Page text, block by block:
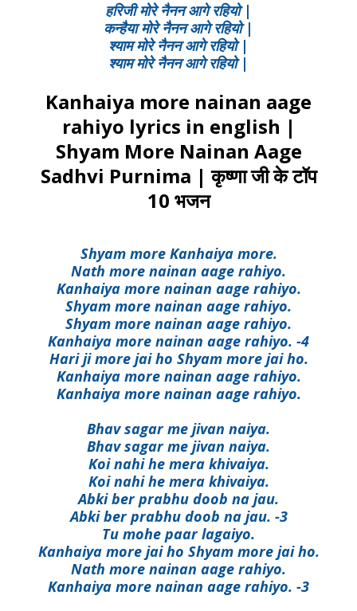
हरिजी मोरे नैनन आगे रहियो |
कन्हैया मोरे नैनन आगे रहियो |
श्याम मोरे नैनन आगे रहियो |
श्याम मोरे नैनन आगे रहियो |
Kanhaiya more nainan aage
rahiyo lyrics in english |
Shyam More Nainan Aage
Sadhvi Purnima | कृष्णा जी के टॉप
10 भजन
Shyam more Kanhaiya more.
Nath more nainan aage rahiyo.
Kanhaiya more nainan aage rahiyo.
Shyam more nainan aage rahiyo.
Shyam more nainan aage rahiyo.
Kanhaiya more nainan aage rahiyo. -4
Hari ji more jai ho Shyam more jai ho.
Kanhaiya more nainan aage rahiyo.
Kanhaiya more nainan aage rahiyo.
Bhav sagar me jivan naiya.
Bhav sagar me jivan naiya.
Koi nahi he mera khivaiya.
Koi nahi he mera khivaiya.
Abki ber prabhu doob na jau.
Abki ber prabhu doob na jau. -3
Tu mohe paar lagaiyo.
Kanhaiya more jai ho Shyam more jai ho.
Nath more nainan aage rahiyo.
Kanhaiya more nainan aage rahiyo. -3